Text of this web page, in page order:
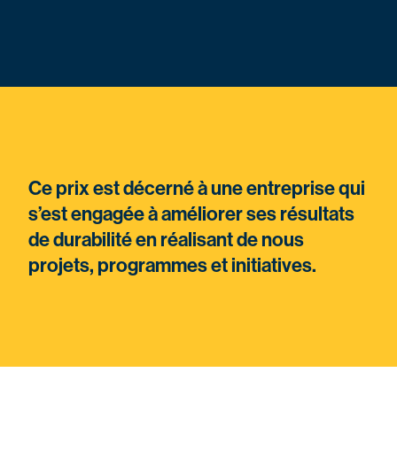
Ce prix est décerné à une entreprise qui
s’est engagée à améliorer ses résultats
de durabilité en réalisant de nous
projets, programmes et initiatives.